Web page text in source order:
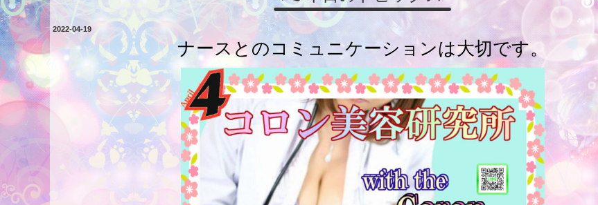
投
2022-04-19
ナースとのコミュニケーションは大切です。